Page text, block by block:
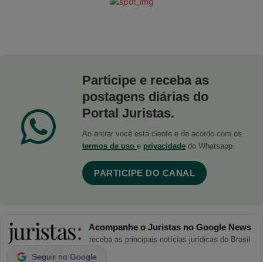
Participe e receba as
postagens diárias do
Portal Juristas.
Ao entrar você está ciente e de acordo com os
termos de uso e privacidade do Whatsapp.
PARTICIPE DO CANAL
Acompanhe o Juristas no Google News
receba as principais notícias jurídicas do Brasil
Seguir no Google